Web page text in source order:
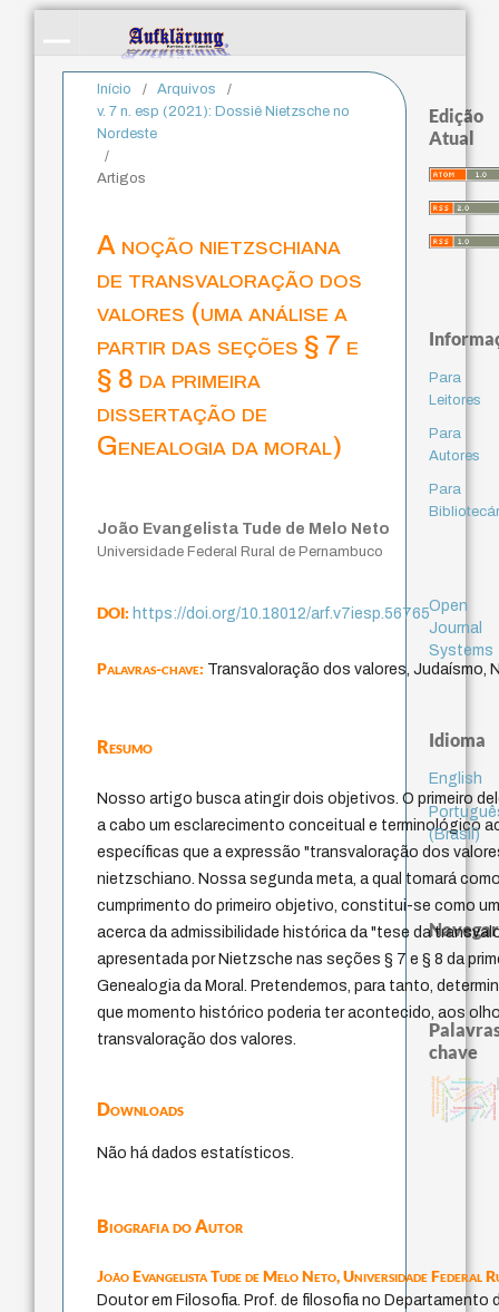
Início / Arquivos
/
v. 7 n. esp (2021): Dossiê Nietzsche no
Nordeste
/
Artigos
A noção nietzschiana
de transvaloração dos
valores (uma análise a
partir das seções § 7 e
§ 8 da primeira
dissertação de
Genealogia da moral)
João Evangelista Tude de Melo Neto
Universidade Federal Rural de Pernambuco
DOI:https://doi.org/10.18012/arf.v7iesp.56765
Palavras-chave: Transvaloração dos valores, Judaísmo,
Resumo
Nosso artigo busca atingir dois objetivos. O primeiro
a cabo um esclarecimento conceitual e terminológico
específicas que a expressão "transvaloração dos
nietzschiano. Nossa segunda meta, a qual tomará
cumprimento do primeiro objetivo, constitui-se como
acerca da admissibilidade histórica da "tese da
apresentada por Nietzsche nas seções § 7 e § 8 da
Genealogia da Moral. Pretendemos, para tanto,
que momento histórico poderia ter acontecido, aos
transvaloração dos valores.
Downloads
Não há dados estatísticos.
Biografia do Autor
João Evangelista Tude de Melo Neto,Universidade Federal
Doutor em Filosofia. Prof. de filosofia no Departamento
Edição
Atual
Para
Leitores
Para
Autores
Para
Open
Journal
Systems
Idioma
English
(Brasil)
Navegar
chave
fundamentalismo
jacobi
protágoras metafísica do tempo
género
idade intolerância
history of philosophy identidade nacional
homem-medida
filosofia brasileira j.c.m. neto
palavra
literatura (poética)
perdón
leyes
violencia
logos
direito romanopedagogia
lei
multidimensionalidade desejo
mind